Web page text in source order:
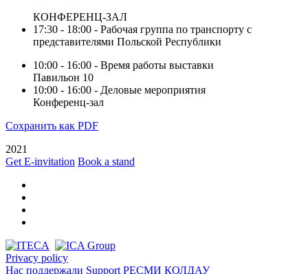
КОНФЕРЕНЦ-ЗАЛ
17:30 - 18:00 - Рабочая группа по транспорту с
представителями Польской Республики
10:00 - 16:00 - Время работы выставки
Павильон 10
10:00 - 16:00 - Деловые мероприятия
Конференц-зал
Сохранить как PDF
2021
Get E-invitation Book a stand
Privacy policy
Нас поддержали Support РЕСМИ ҚОЛДАУ